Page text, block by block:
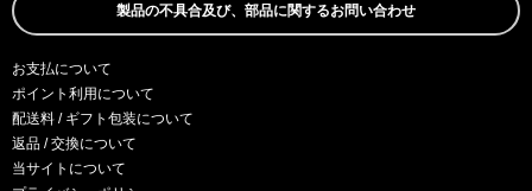
製品の不具合及び、部品に関するお問い合わせ
お支払について
ポイント利用について
配送料 / ギフト包装について
返品 / 交換について
当サイトについて